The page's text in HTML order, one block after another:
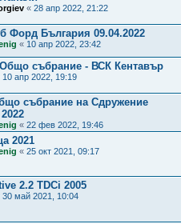
« 28 апр 2022, 21:22
Форд България 09.04.2022
« 10 апр 2022, 23:42
събрание - ВСК Кентавър
10 апр 2022, 19:19
събрание на Сдружение
« 22 фев 2022, 19:46
2021
« 25 окт 2021, 09:17
2.2 TDCi 2005
30 май 2021, 10:04